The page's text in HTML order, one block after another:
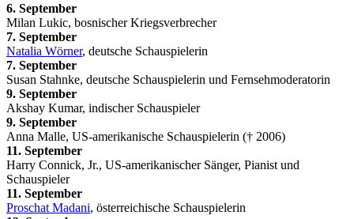
6. September
Milan Lukic, bosnischer Kriegsverbrecher
7. September
Natalia Wörner, deutsche Schauspielerin
7. September
Susan Stahnke, deutsche Schauspielerin und Fernsehmoderatorin
9. September
Akshay Kumar, indischer Schauspieler
9. September
Anna Malle, US-amerikanische Schauspielerin († 2006)
11. September
Harry Connick, Jr., US-amerikanischer Sänger, Pianist und
Schauspieler
11. September
Proschat Madani, österreichische Schauspielerin